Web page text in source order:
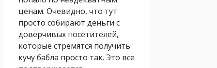
ценам. Очевидно, что тут
просто собирают деньги с
доверчивых посетителей,
которые стремятся получить
кучу бабла просто так. Это все